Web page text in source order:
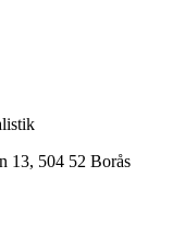
13, 504 52 Borås